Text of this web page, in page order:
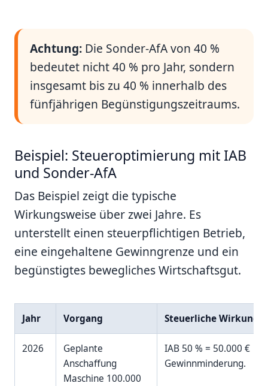
Achtung: Die Sonder-AfA von 40 %
bedeutet nicht 40 % pro Jahr, sondern
insgesamt bis zu 40 % innerhalb des
fünfjährigen Begünstigungszeitraums.
Beispiel: Steueroptimierung mit IAB
und Sonder-AfA
Das Beispiel zeigt die typische
Wirkungsweise über zwei Jahre. Es
unterstellt einen steuerpflichtigen Betrieb,
eine eingehaltene Gewinngrenze und ein
begünstigtes bewegliches Wirtschaftsgut.
Jahr Vorgang Steuerliche Wirkung
2026
Geplante
Anschaffung
Maschine 100.000
IAB 50 % = 50.000 €
Gewinnminderung.